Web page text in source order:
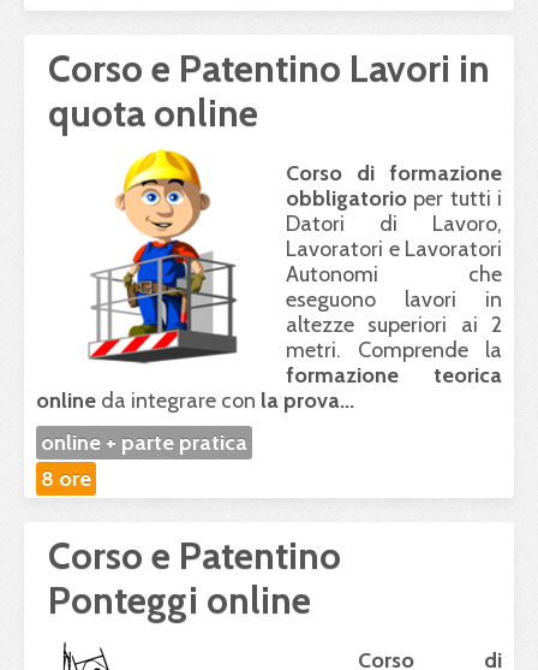
Corso e Patentino Lavori in
quota online
Corso di formazione
obbligatorio per tutti i
Datori di Lavoro,
Lavoratori e Lavoratori
Autonomi che
eseguono lavori in
altezze superiori ai 2
metri. Comprende la
formazione teorica
online da integrare con la prova...
online + parte pratica
8 ore
Corso e Patentino
Ponteggi online
Corso di